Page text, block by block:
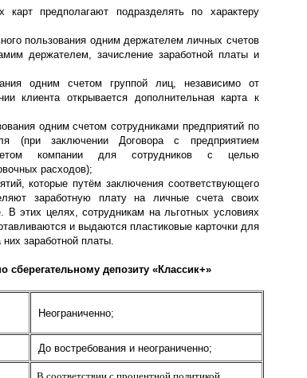
карт предполагают подразделять по характеру
пользования одним держателем личных счетов
держателем, зачисление заработной платы и
одним счетом группой лиц, независимо от
клиента открывается дополнительная карта к
одним счетом сотрудниками предприятий по
(при заключении Договора с предприятием
компании для сотрудников с целью
расходов);
которые путём заключения соответствующего
заработную плату на личные счета своих
В этих целях, сотрудникам на льготных условиях
и выдаются пластиковые карточки для
заработной платы.
сберегательному депозиту «Классик+»
Неограниченно;
До востребования и неограниченно;